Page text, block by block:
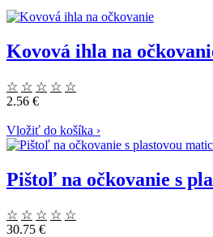
Kovová ihla na
☆ ☆ ☆ ☆ ☆
2.56 €
Vložiť do košíka ›
Pištoľ na očkovanie s
☆ ☆ ☆ ☆ ☆
30.75 €